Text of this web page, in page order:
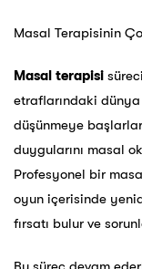
Masal Terapisinin
Masal terapisi
etraflarındaki
düşünmeye
duygularını masal
Profesyonel bir
oyun içerisinde
fırsatı bulur ve